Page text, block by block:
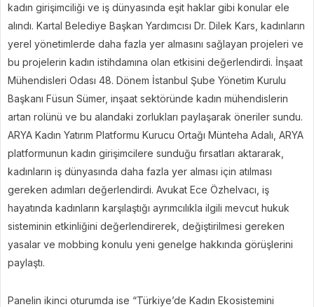
kadın girişimciliği ve iş dünyasında eşit haklar gibi konular ele
alındı. Kartal Belediye Başkan Yardımcısı Dr. Dilek Kars, kadınların
yerel yönetimlerde daha fazla yer almasını sağlayan projeleri ve
bu projelerin kadın istihdamına olan etkisini değerlendirdi. İnşaat
Mühendisleri Odası 48. Dönem İstanbul Şube Yönetim Kurulu
Başkanı Füsun Sümer, inşaat sektöründe kadın mühendislerin
artan rolünü ve bu alandaki zorlukları paylaşarak öneriler sundu.
ARYA Kadın Yatırım Platformu Kurucu Ortağı Münteha Adalı, ARYA
platformunun kadın girişimcilere sunduğu fırsatları aktararak,
kadınların iş dünyasında daha fazla yer alması için atılması
gereken adımları değerlendirdi. Avukat Ece Özhelvacı, iş
hayatında kadınların karşılaştığı ayrımcılıkla ilgili mevcut hukuk
sisteminin etkinliğini değerlendirerek, değiştirilmesi gereken
yasalar ve mobbing konulu yeni genelge hakkında görüşlerini
paylaştı.
Panelin ikinci oturumda ise “Türkiye’de Kadın Ekosistemini